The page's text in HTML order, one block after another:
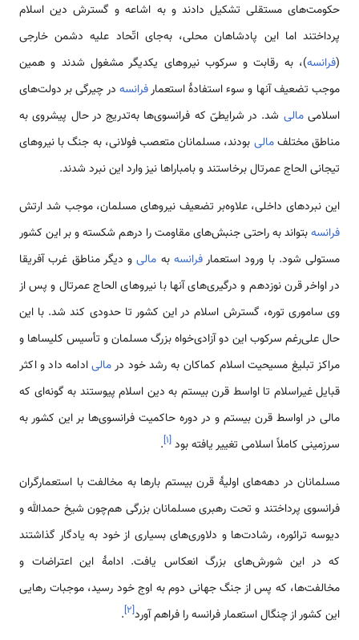
حکومت‌های مستقلی تشکیل دادند و به اشاعه و گسترش دین اسلام
پرداختند اما این پادشاهان محلی، به‌جای اتّحاد علیه دشمن خارجی
(فرانسه)، به رقابت و سرکوب نیروهای یکدیگر مشغول شدند و همین
موجب تضعیف آنها و سوء استفادۀ استعمارفرانسه در چیرگی بر دولت‌های
اسلامی‌مالی شد. در شرایطیّ که فرانسوی‌ها به‌تدریج در حال پیشروی به
مناطق مختلفمالی بودند، مسلمانان متعصب فولانی، به جنگ با نیروهای
تیجانی الحاج عمرتال برخاستند و بامباراها نیز وارد این نبرد شدند.
این نبردهای داخلی، علاوه‌بر تضعیف نیروهای مسلمان، موجب شد ارتش
فرانسهبتواند به راحتی جنبش‌های مقاومت را درهم شکسته و بر این کشور
مستولی شود. با ورود استعمارفرانسه به مالیو دیگر مناطق غرب آفریقا
در اواخر قرن نوزدهم و درگیری‌های آنها با نیروهای الحاج عمرتال و پس از
وی ساموری توره، گسترش اسلام در این کشور تا حدودی کند شد. با این
حال علی‌رغم سرکوب این دو آزادی‌خواه بزرگ مسلمان و تأسیس کلیساها و
مراکز تبلیغ مسیحیت اسلام کماکان به رشد خود درمالیادامه داد و اکثر
قبایل غیراسلام تا اواسط قرن بیستم به دین اسلام پیوستند به گونه‌ای که
مالی در اواسط قرن بیستم و در دوره حاکمیت فرانسوی‌ها بر این کشور به
سرزمینی کاملاً اسلامی تغییر یافته بود [۱]
.
مسلمانان در دهه‌های اولیۀ قرن بیستم بارها به مخالفت با استعمارگران
فرانسوی پرداختند و تحت رهبری مسلمانان بزرگی هم‌چون شیخ حمدالله و
دیوسه ترائوره، رشادت‌ها و دلاوری‌های بسیاری از خود به یادگار گذاشتند
که در این شورش‌های بزرگ انعکاس یافت. ادامۀ این اعتراضات و
مخالفت‌ها، که پس از جنگ جهانی دوم به اوج خود رسید، موجبات رهایی
این کشور از چنگال استعمار فرانسه را فراهم آورد[۲]
.